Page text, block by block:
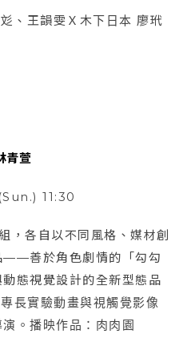
、王韻雯Ｘ木下日本 廖玳
青萱
11:30
，各自以不同風格、媒材創
——善於角色劇情的「勾勾
態視覺設計的全新型態品
長實驗動畫與視觸覺影像
。播映作品：肉肉園